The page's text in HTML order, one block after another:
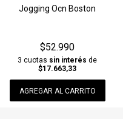
Jogging Ocn Boston
$52.990
3 cuotas sin interés de
$17.663,33
AGREGAR AL CARRITO